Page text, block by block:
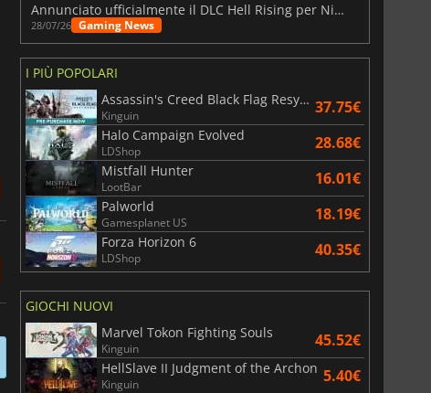
Annunciato ufficialmente il DLC Hell Rising per Nioh 3
28/07/26 Gaming News
I PIÙ POPOLARI
Assassin's Creed Black Flag Resynced
Kinguin 37.75€
Halo Campaign Evolved
LDShop 28.68€
Mistfall Hunter
LootBar 16.01€
Palworld
Gamesplanet US 18.19€
Forza Horizon 6
LDShop 40.35€
GIOCHI NUOVI
Marvel Tokon Fighting Souls
Kinguin 45.52€
HellSlave II Judgment of the Archon
Kinguin 5.40€